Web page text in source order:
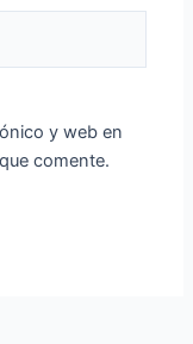
y web en
comente.